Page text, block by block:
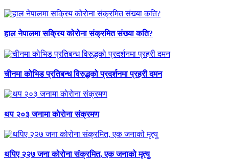
हाल नेपालमा सक्रिय कोरोना संक्रमित संख्या कति?
चीनमा कोभिड प्रतिबन्ध विरुद्धको प्रदर्शनमा प्रहरी दमन
थप २०३ जनामा काेराेना संक्रमण
थपिए २२७ जना कोरोना संक्रमित, एक जनाको मृत्यु